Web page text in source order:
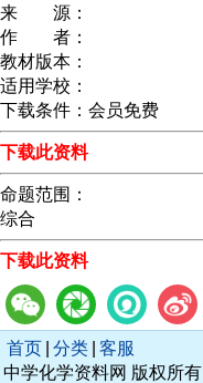
来 源：
作 者：
教材版本：
适用学校：
下载条件： 会员免费
下载此资料
命题范围：
综合
下载此资料
首页 分类 客服
中学化学资料网 版权所有